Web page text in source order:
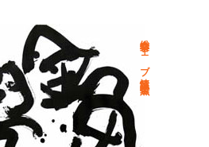
総合文学ウェブ情報誌 文学金魚